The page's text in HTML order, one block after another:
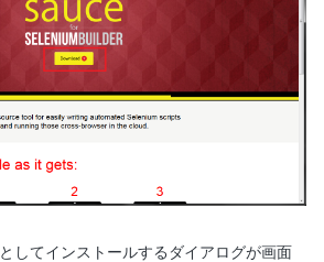
してインストールするダイアログが画面